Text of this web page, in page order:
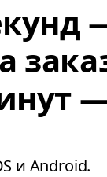
и Android.